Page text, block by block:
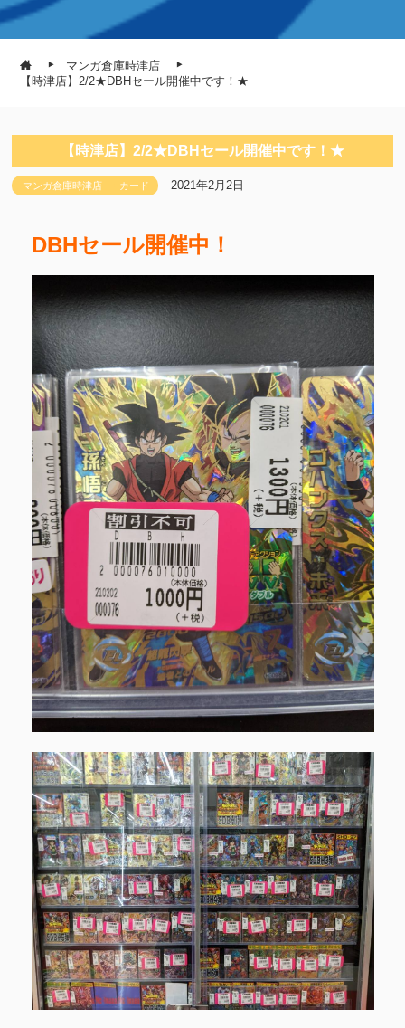
マンガ倉庫時津店
【時津店】2/2★DBHセール開催中です！★
【時津店】2/2★DBHセール開催中です！★
マンガ倉庫時津店 カード 2021年2月2日
DBHセール開催中！